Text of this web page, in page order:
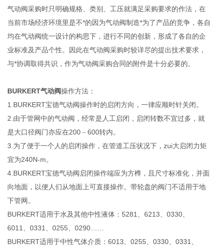
气动阀采购时只明确规格、类别、工压就满足采购要求的作法，在
当前市场经济环境里是不*的因为气动阀制造*为了产品的竞争，各自
均在气动阀统一设计的构思下，进行不同的创新，形成了各自的企
业标准及产品个性。因此在气动阀采购时较详尽的提出技术要求，
与*协调取得共识，作为气动阀采购合同的附件是十分必要的。
BURKERT气动阀操作方法：
1.BURKERT宝德气动阀操作时的启闭方向，一律应顺时针关闭。
2.由于管网中的气动阀，经常是人工启闭，启闭转数不宜过多，就
是大口径阀门亦应在200－600转内。
3.为了便于一个人的启闭操作，在管道工压状况下，zui大启闭力矩
宜为240N-m。
4.BURKERT宝德气动阀启闭操作端应为方榫，且尺寸标准化，并面
向地面，以便人们从地面上可直接操作。带轮盘的阀门不适用于地
下管网。
BURKERT适用于水及其他中性液体：5281、6213、0330、
6011、0331、0255、0290……
BURKERT适用于中性气体介质：6013、0255、0330、0331、